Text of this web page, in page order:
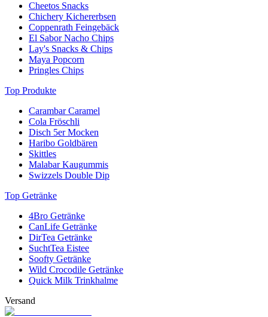
Cheetos Snacks
Chichery Kichererbsen
Coppenrath Feingebäck
El Sabor Nacho Chips
Lay's Snacks & Chips
Maya Popcorn
Pringles Chips
Top Produkte
Carambar Caramel
Cola Fröschli
Disch 5er Mocken
Haribo Goldbären
Skittles
Malabar Kaugummis
Swizzels Double Dip
Top Getränke
4Bro Getränke
CanLife Getränke
DirTea Getränke
SuchtTea Eistee
Soofty Getränke
Wild Crocodile Getränke
Quick Milk Trinkhalme
Versand